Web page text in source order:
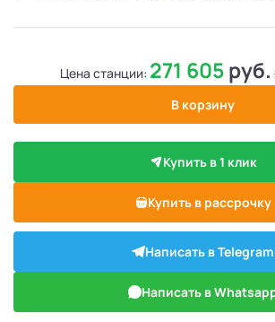
Цена станции: 271 605руб.
В корзину
Купить в 1 клик
Купить в рассрочку
Написать в Telegram
Написать в